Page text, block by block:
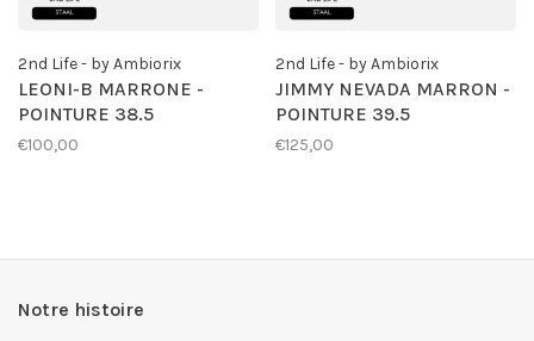
2nd Life - by Ambiorix
LEONI-B MARRONE -
POINTURE 38.5
€100,00
2nd Life - by Ambiorix
JIMMY NEVADA MARRON -
POINTURE 39.5
€125,00
Notre histoire